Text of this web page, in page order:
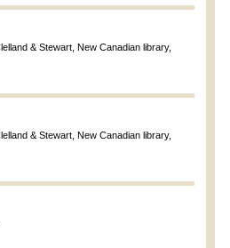
& Stewart, New Canadian library,
& Stewart, New Canadian library,